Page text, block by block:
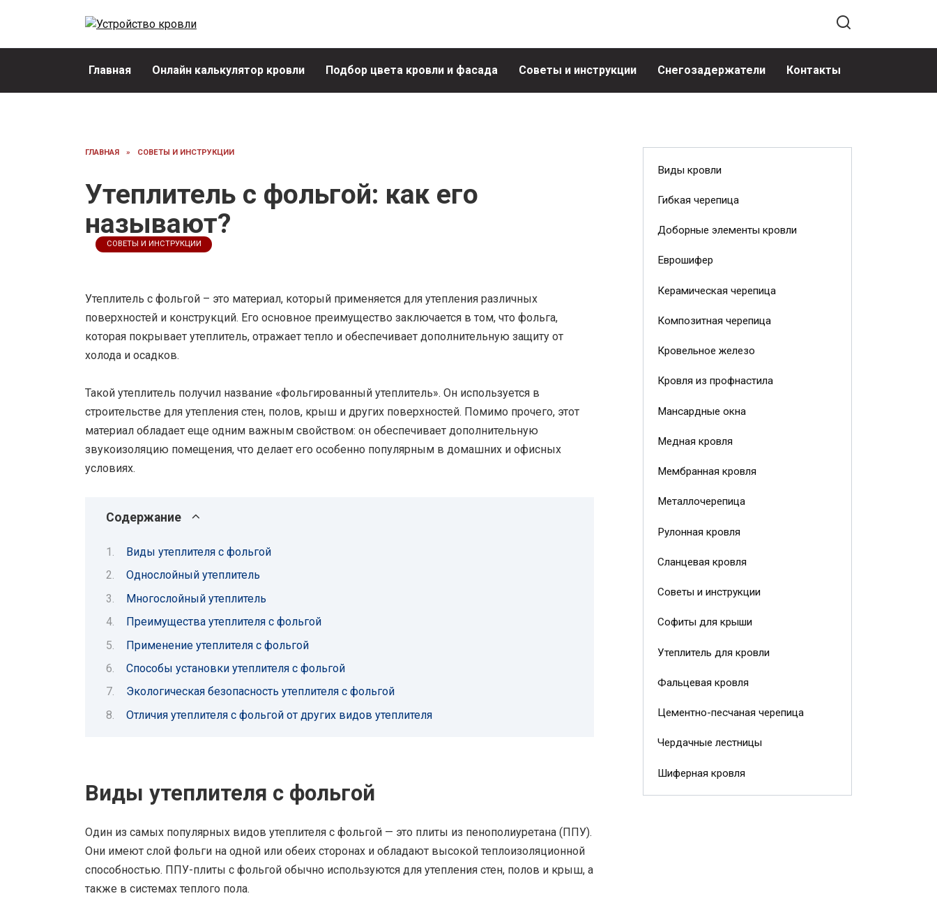
Главная Онлайн калькулятор кровли Подбор цвета кровли и фасада Советы и инструкции Снегозадержатели Контакты
ГЛАВНАЯ » СОВЕТЫ И ИНСТРУКЦИИ
Утеплитель с фольгой: как его
называют?
СОВЕТЫ И ИНСТРУКЦИИ
Утеплитель с фольгой – это материал, который применяется для утепления различных
поверхностей и конструкций. Его основное преимущество заключается в том, что фольга,
которая покрывает утеплитель, отражает тепло и обеспечивает дополнительную защиту от
холода и осадков.
Такой утеплитель получил название «фольгированный утеплитель». Он используется в
строительстве для утепления стен, полов, крыш и других поверхностей. Помимо прочего, этот
материал обладает еще одним важным свойством: он обеспечивает дополнительную
звукоизоляцию помещения, что делает его особенно популярным в домашних и офисных
условиях.
Содержание
Виды утеплителя с фольгой
Однослойный утеплитель
Многослойный утеплитель
Преимущества утеплителя с фольгой
Применение утеплителя с фольгой
Способы установки утеплителя с фольгой
Экологическая безопасность утеплителя с фольгой
Отличия утеплителя с фольгой от других видов утеплителя
Виды утеплителя с фольгой
Один из самых популярных видов утеплителя с фольгой — это плиты из пенополиуретана (ППУ).
Они имеют слой фольги на одной или обеих сторонах и обладают высокой теплоизоляционной
способностью. ППУ-плиты с фольгой обычно используются для утепления стен, полов и крыш, а
также в системах теплого пола.
Виды кровли
Гибкая черепица
Доборные элементы кровли
Еврошифер
Керамическая черепица
Композитная черепица
Кровельное железо
Кровля из профнастила
Мансардные окна
Медная кровля
Мембранная кровля
Металлочерепица
Рулонная кровля
Сланцевая кровля
Советы и инструкции
Софиты для крыши
Утеплитель для кровли
Фальцевая кровля
Цементно-песчаная черепица
Чердачные лестницы
Шиферная кровля